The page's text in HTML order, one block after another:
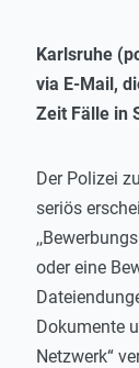
Karlsruhe
via E-Mail,
Zeit Fälle in
Der Polizei
seriös
oder eine
Dokumente
Netzwerk“